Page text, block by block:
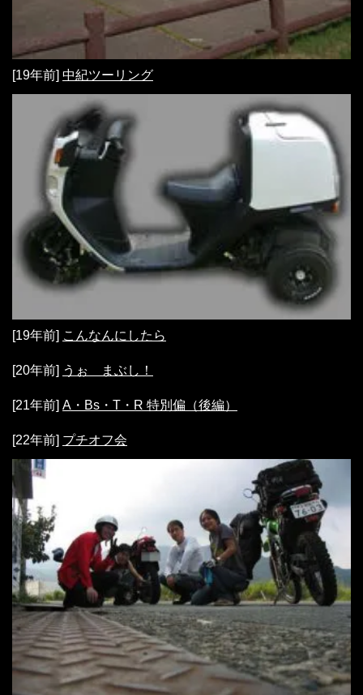
[19年前] 中紀ツーリング
[19年前] こんなんにしたら
[20年前] うぉ まぶし！
[21年前] A・Bs・T・R 特別偏（後編）
[22年前] プチオフ会